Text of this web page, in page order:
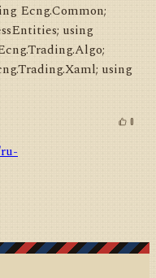
Ecng.Common;
using
using
0